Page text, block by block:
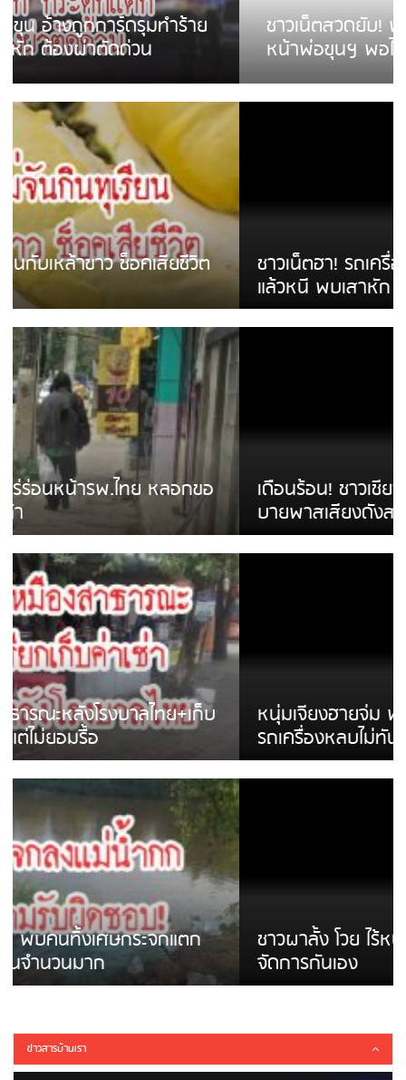
ชาวเน็ตสวดยับ! พบพม่าเร่ขายพวงมาลัย
หน้าพ่อขุนฯ พอไม่ซื้อเดินตาม
ชาวเน็ตฮา! รถเครื่องแม่สายชนป้ายร้านโลงศพ
แล้วหนี พบเสาหัก เบรคหัก หวิดได้ใช้บริการ
เดือนร้อน! ชาวเชียงรายบ่นรถ Isuzu สีขาวซิ่ง
บายพาสเสียงดังสร้างความรำคาญ
หนุ่มเจียงฮายจ่ม พบถังน้ำดื่มตกกลางถนน
รถเครื่องหลบไม่ทันล้มบาดเจ็บ
ชาวผาลั้ง โวย ไร้หน่วยงานดูแล ดินสไลด์ ต้อง
จัดการกันเอง
ข่าวสารบ้านเรา